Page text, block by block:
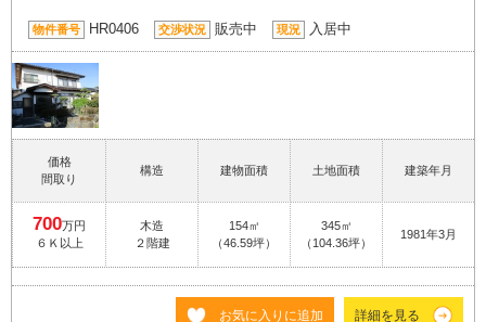
物件番号 HR0406 交渉状況 販売中 現況 入居中
価格
間取り
構造 建物面積 土地面積 建築年月
700万円
６Ｋ以上
木造
２階建
154㎡
（46.59坪）
345㎡
（104.36坪）
1981年3月
お気に入りに追加 詳細を見る